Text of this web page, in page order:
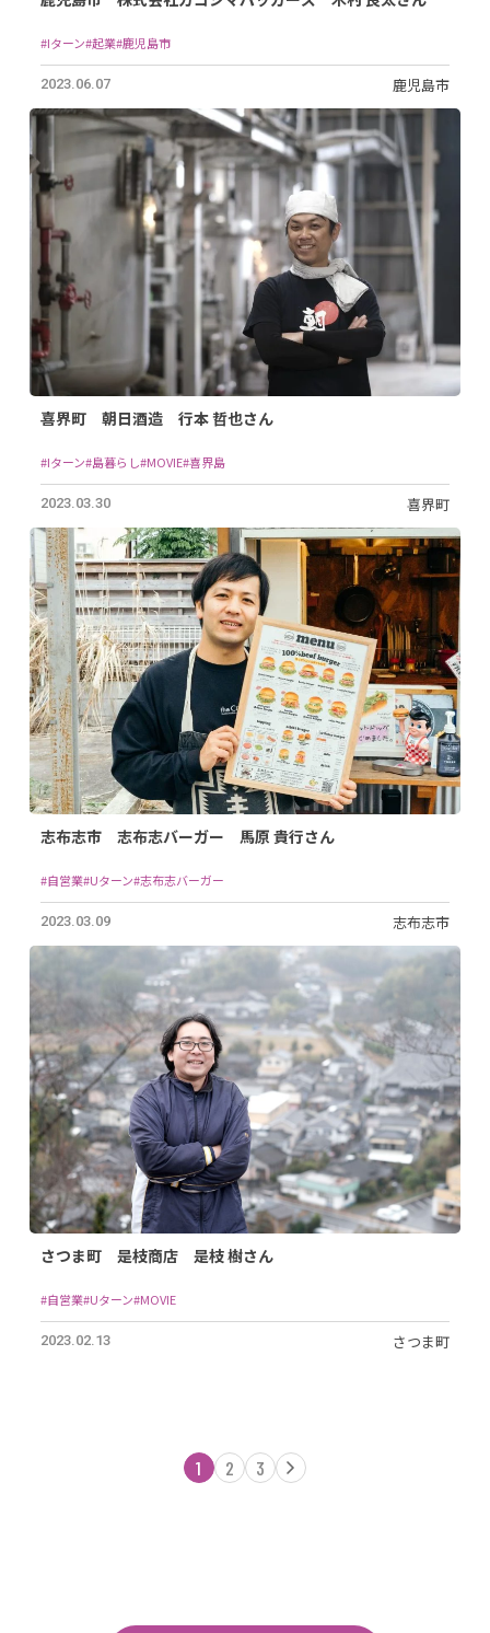
#Iターン#起業#鹿児島市
2023.06.07 鹿児島市
喜界町 朝日酒造 行本 哲也さん
#Iターン#島暮らし#MOVIE#喜界島
2023.03.30 喜界町
志布志市 志布志バーガー 馬原 貴行さん
#自営業#Uターン#志布志バーガー
2023.03.09 志布志市
さつま町 是枝商店 是枝 樹さん
#自営業#Uターン#MOVIE
2023.02.13 さつま町
1 2 3